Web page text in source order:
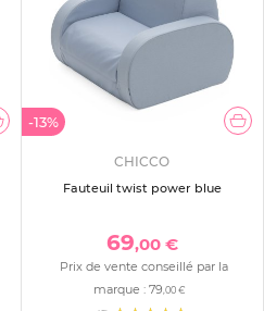
-13%
CHICCO
Fauteuil twist power blue
69,00 €
Prix de vente conseillé par la
marque :79,00 €